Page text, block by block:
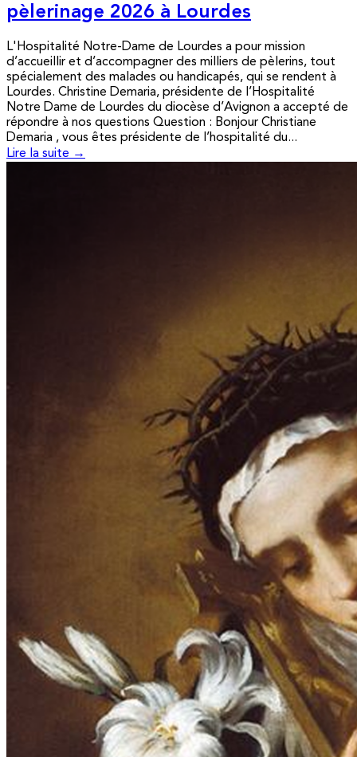
pèlerinage 2026 à Lourdes
L'Hospitalité Notre-Dame de Lourdes a pour mission
d’accueillir et d’accompagner des milliers de pèlerins, tout
spécialement des malades ou handicapés, qui se rendent à
Lourdes. Christine Demaria, présidente de l’Hospitalité
Notre Dame de Lourdes du diocèse d’Avignon a accepté de
répondre à nos questions Question : Bonjour Christiane
Demaria , vous êtes présidente de l’hospitalité du...
Lire la suite →